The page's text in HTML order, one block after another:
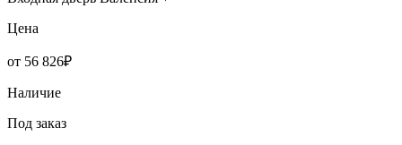
Цена
от 56 826₽
Наличие
Под заказ